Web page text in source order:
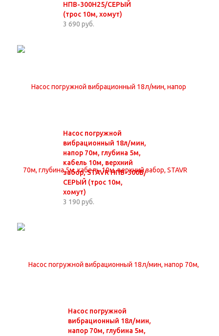
НПВ-300Н25/СЕРЫЙ
(трос 10м, хомут)
3 690 руб.
Насос погружной
вибрационный 18л/мин,
напор 70м, глубина 5м,
кабель 10м, верхний
забор, STAVR НПВ-300В/
СЕРЫЙ (трос 10м,
хомут)
3 190 руб.
Насос погружной
вибрационный 18л/мин,
напор 70м, глубина 5м,